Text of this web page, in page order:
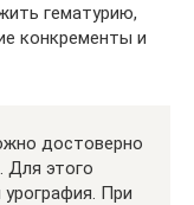
гематурию,
конкременты и
достоверно
Для этого
При